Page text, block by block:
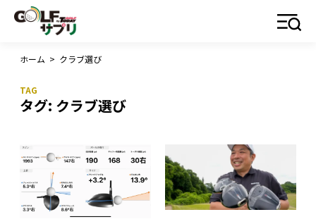
ホーム > クラブ選び
タグ: クラブ選び